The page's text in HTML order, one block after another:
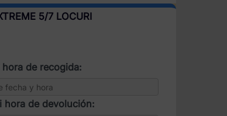
5/7 LOCURI
hora de recogida:
hora de devolución: